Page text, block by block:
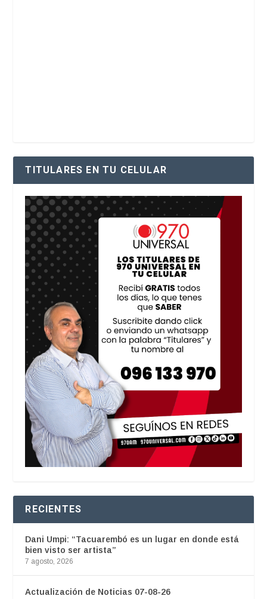
TITULARES EN TU CELULAR
RECIENTES
Dani Umpi: “Tacuarembó es un lugar en donde está
bien visto ser artista”
7 agosto, 2026
Actualización de Noticias 07-08-26